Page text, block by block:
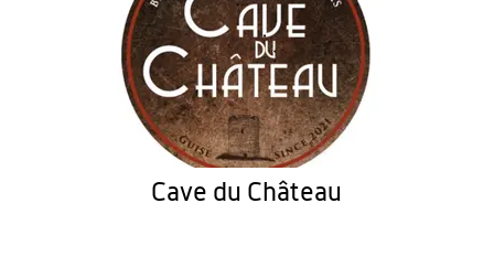
Cave du Château